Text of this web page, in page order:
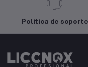
Política de soporte